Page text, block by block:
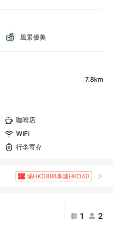
風景優美
7.8km
咖啡店
WiFi
行李寄存
滿HKD888享減HKD40
滿HKD800享減HKD50
1 2